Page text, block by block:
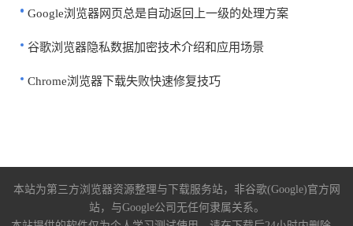
Google浏览器网页总是自动返回上一级的处理方案
谷歌浏览器隐私数据加密技术介绍和应用场景
Chrome浏览器下载失败快速修复技巧
本站为第三方浏览器资源整理与下载服务站，非谷歌(Google)官方网
站，与Google公司无任何隶属关系。